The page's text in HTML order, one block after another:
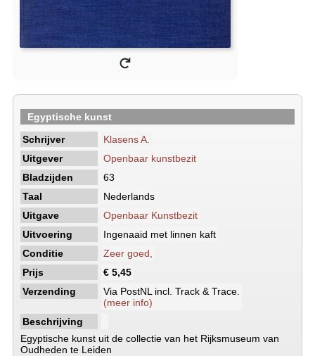
Egyptische kunst
Schrijver
Klasens A.
Uitgever
Openbaar kunstbezit
Bladzijden
63
Taal
Nederlands
Uitgave
Openbaar Kunstbezit
Uitvoering
Ingenaaid met linnen kaft
Conditie
Zeer goed,
Prijs
€ 5,45
Verzending
Via PostNL incl. Track & Trace.
(meer info)
Beschrijving
Egyptische kunst uit de collectie van het Rijksmuseum van
Oudheden te Leiden